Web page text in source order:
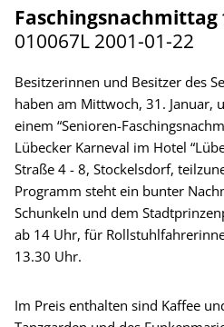
010067L 2001-01-22
Besitzerinnen und Besitzer des
haben am Mittwoch, 31. Januar,
einem “Senioren-
Lübecker Karneval im Hotel
Straße 4 - 8, Stockelsdorf,
Programm steht ein bunter
Schunkeln und dem
ab 14 Uhr, für
13.30 Uhr.
Im Preis enthalten sind Kaffee